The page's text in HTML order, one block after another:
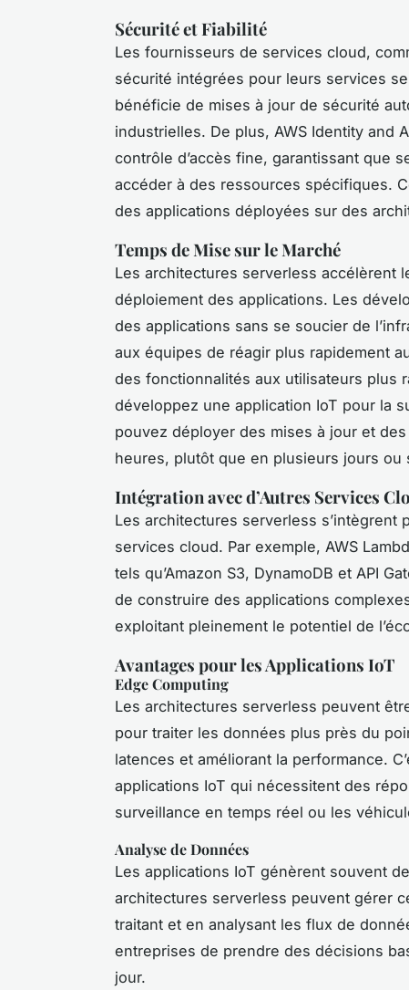
Sécurité et Fiabilité
Les fournisseurs de services cloud,
sécurité intégrées pour leurs services
bénéficie de mises à jour de sécurité
industrielles. De plus, AWS Identity and
contrôle d’accès fine, garantissant que
accéder à des ressources spécifiques.
des applications déployées sur des
Temps de Mise sur le Marché
Les architectures serverless accélèrent
déploiement des applications. Les
des applications sans se soucier de
aux équipes de réagir plus rapidement
des fonctionnalités aux utilisateurs plus
développez une application IoT pour la
pouvez déployer des mises à jour et
heures, plutôt que en plusieurs jours ou
Intégration avec d’Autres Services
Les architectures serverless s’intègrent
services cloud. Par exemple, AWS
tels qu’Amazon S3, DynamoDB et API
de construire des applications
exploitant pleinement le potentiel de
Avantages pour les Applications IoT
Edge Computing
Les architectures serverless peuvent
pour traiter les données plus près du
latences et améliorant la performance.
applications IoT qui nécessitent des
surveillance en temps réel ou les
Analyse de Données
Les applications IoT génèrent souvent
architectures serverless peuvent gérer
traitant et en analysant les flux de
entreprises de prendre des décisions
jour.